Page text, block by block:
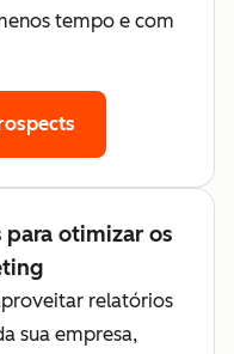
tempo e com
para otimizar os
relatórios
sua empresa,